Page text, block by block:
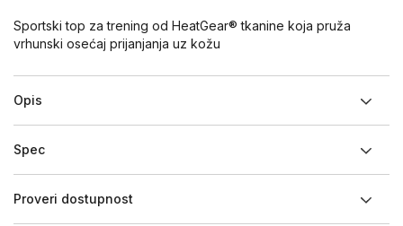
Sportski top za trening od HeatGear® tkanine koja pruža
vrhunski osećaj prijanjanja uz kožu
Opis
Spec
Proveri dostupnost